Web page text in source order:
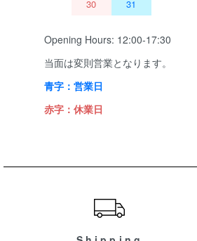
30
31
Opening Hours: 12:00-17:30
当面は変則営業となります。
青字：営業日
赤字：休業日